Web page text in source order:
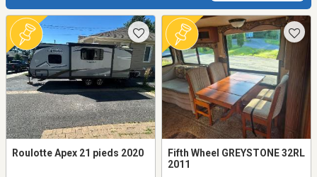
Roulotte Apex 21 pieds 2020
Fifth Wheel GREYSTONE 32RL
2011